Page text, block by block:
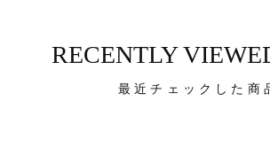
RECENTLY
最近チェックした商